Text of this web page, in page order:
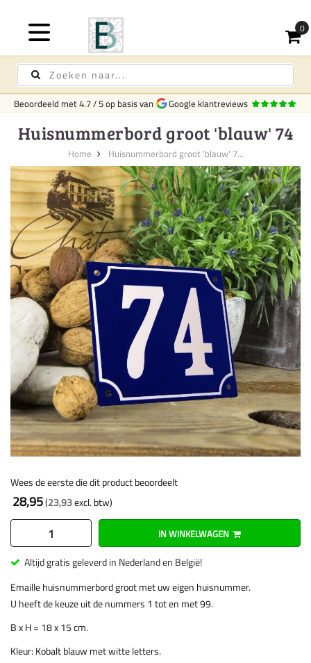
Beoordeeld met4.7/5op basis van Google klantreviews
Huisnummerbord groot 'blauw' 74
Home Huisnummerbord groot 'blauw' 7...
Wees de eerste die dit product beoordeelt
28,95 23,93
IN WINKELWAGEN
Altijd gratis geleverd in Nederland en België!
Emaille huisnummerbord groot met uw eigen huisnummer.
U heeft de keuze uit de nummers 1 tot en met 99.
B x H = 18 x 15 cm.
Kleur: Kobalt blauw met witte letters.